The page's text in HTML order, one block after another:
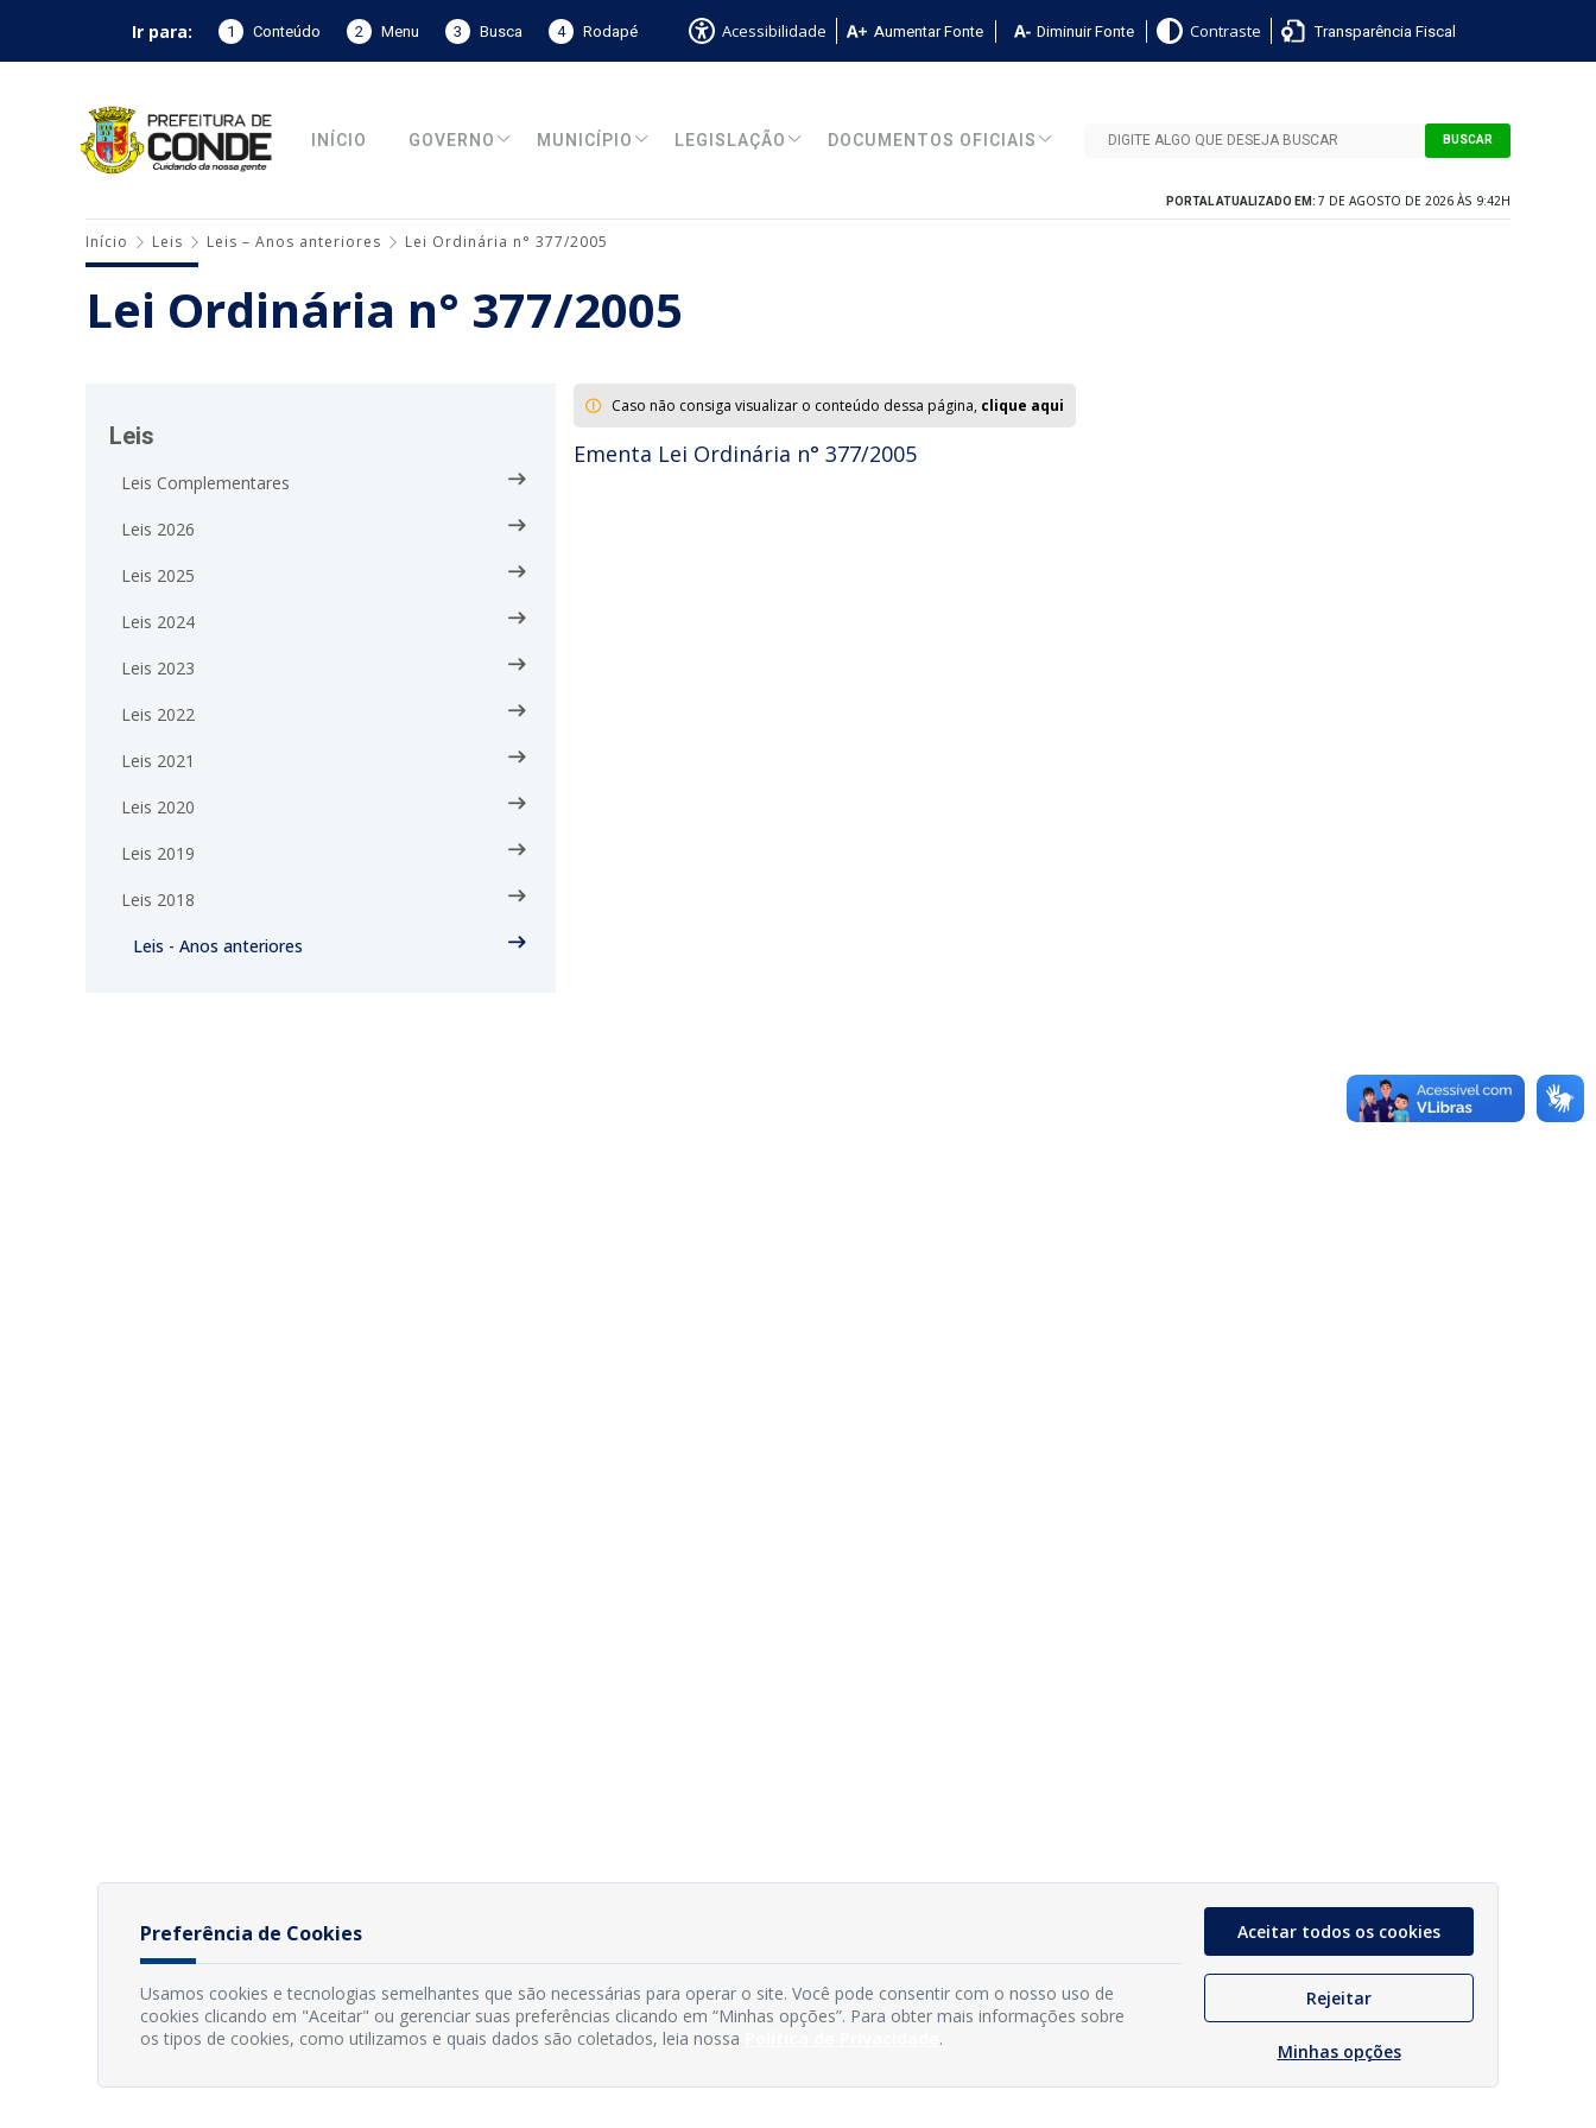
Ir para: 1 Conteúdo 2 Menu 3 Busca 4 Rodapé Acessibilidade Aumentar Fonte Diminuir Fonte Contraste Transparência Fiscal
INÍCIO GOVERNO MUNICÍPIO LEGISLAÇÃO DOCUMENTOS OFICIAIS BUSCAR
PORTAL ATUALIZADO EM: 7 DE AGOSTO DE 2026 ÀS 9:42H
Início Leis Leis – Anos anteriores Lei Ordinária n° 377/2005
Lei Ordinária n° 377/2005
Leis
Leis Complementares
Leis 2026
Leis 2025
Leis 2024
Leis 2023
Leis 2022
Leis 2021
Leis 2020
Leis 2019
Leis 2018
Leis - Anos anteriores
Caso não consiga visualizar o conteúdo dessa página, clique aqui
Ementa Lei Ordinária n° 377/2005
Preferência de Cookies
Usamos cookies e tecnologias semelhantes que são necessárias para operar o site. Você pode consentir com o nosso uso de
cookies clicando em "Aceitar" ou gerenciar suas preferências clicando em “Minhas opções”. Para obter mais informações sobre
os tipos de cookies, como utilizamos e quais dados são coletados, leia nossa
.
Aceitar todos os cookies
Rejeitar
Minhas opções